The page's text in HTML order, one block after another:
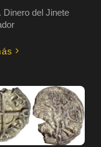
Dinero del Jinete